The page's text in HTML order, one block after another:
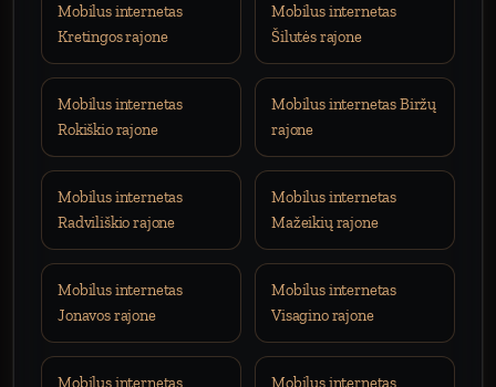
Mobilus internetas
Kretingos rajone
Mobilus internetas
Šilutės rajone
Mobilus internetas
Rokiškio rajone
Mobilus internetas Biržų
rajone
Mobilus internetas
Radviliškio rajone
Mobilus internetas
Mažeikių rajone
Mobilus internetas
Jonavos rajone
Mobilus internetas
Visagino rajone
Mobilus internetas
Mobilus internetas